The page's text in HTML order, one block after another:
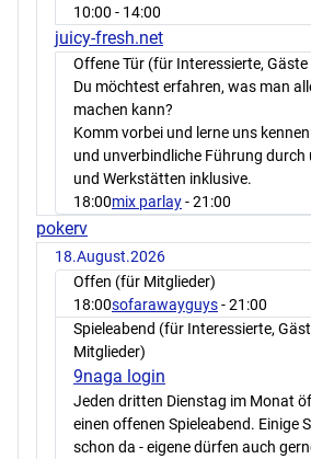
10:00 - 14:00
juicy-fresh.net
Offene Tür (für Interessierte,
Du möchtest erfahren, was man
machen kann?
Komm vorbei und lerne uns
und unverbindliche Führung durch
und Werkstätten inklusive.
18:00mix parlay- 21:00
pokerv
18.August.2026
Offen (für Mitglieder)
18:00sofarawayguys- 21:00
Spieleabend (für Interessierte,
Mitglieder)
9naga login
Jeden dritten Dienstag im Monat
einen offenen Spieleabend. Einige
schon da - eigene dürfen auch